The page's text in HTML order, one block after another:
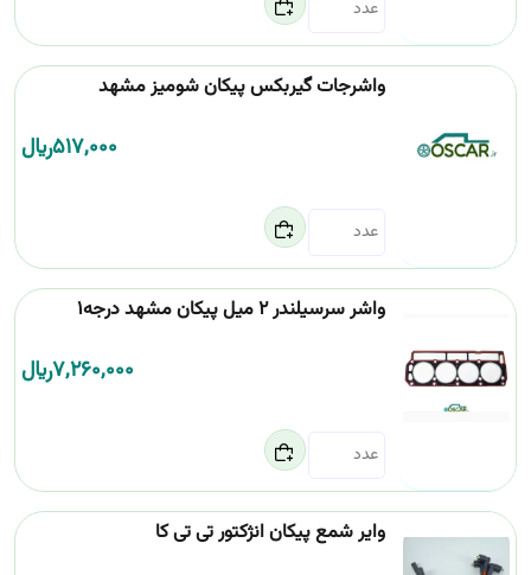
واشرجات گیربکس پیکان شومیز مشهد
517,000﷼
واشر سرسیلندر 2 میل پیکان مشهد درجه1
7,260,000﷼
وایر شمع پیکان انژکتور تی تی کا